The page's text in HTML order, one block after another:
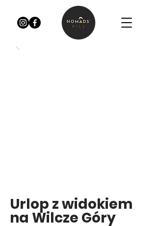
Urlop z widokiem
na Wilcze Góry